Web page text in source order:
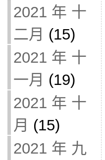
2021 年 十
二月 (15)
2021 年 十
一月 (19)
2021 年 十
月 (15)
2021 年 九